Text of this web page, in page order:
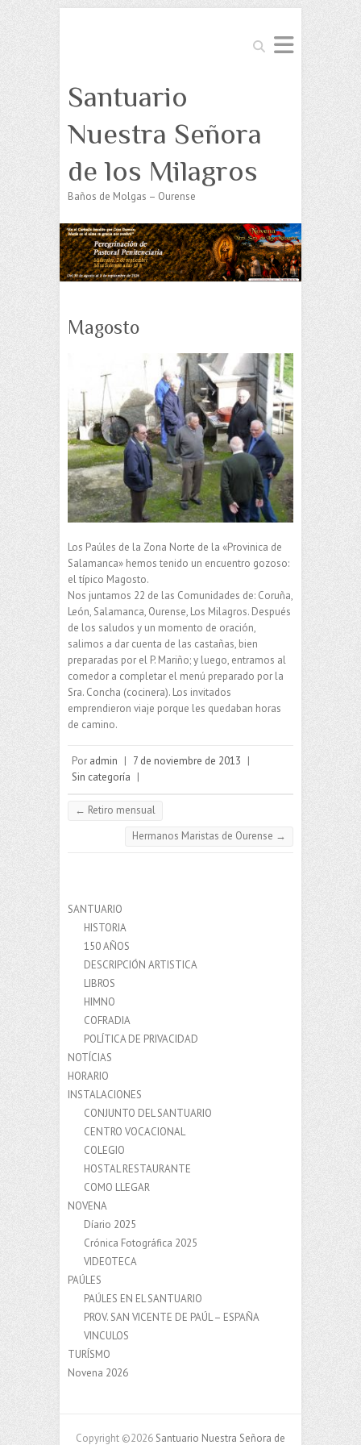
Buscar
Santuario
Nuestra Señora
de los Milagros
Baños de Molgas – Ourense
Magosto
Los Paúles de la Zona Norte de la «Provinica de
Salamanca» hemos tenido un encuentro gozoso:
el típico Magosto.
Nos juntamos 22 de las Comunidades de: Coruña,
León, Salamanca, Ourense, Los Milagros. Después
de los saludos y un momento de oración,
salimos a dar cuenta de las castañas, bien
preparadas por el P. Mariño; y luego, entramos al
comedor a completar el menú preparado por la
Sra. Concha (cocinera). Los invitados
emprendieron viaje porque les quedaban horas
de camino.
Por admin | 7 de noviembre de 2013 |
Sin categoría |
← Retiro mensual
Hermanos Maristas de Ourense →
SANTUARIO
HISTORIA
150 AÑOS
DESCRIPCIÓN ARTISTICA
LIBROS
HIMNO
COFRADIA
POLÍTICA DE PRIVACIDAD
NOTÍCIAS
HORARIO
INSTALACIONES
CONJUNTO DEL SANTUARIO
CENTRO VOCACIONAL
COLEGIO
HOSTAL RESTAURANTE
COMO LLEGAR
NOVENA
Díario 2025
Crónica Fotográfica 2025
VIDEOTECA
PAÚLES
PAÚLES EN EL SANTUARIO
PROV. SAN VICENTE DE PAÚL – ESPAÑA
VINCULOS
TURÍSMO
Novena 2026
Copyright ©2026 Santuario Nuestra Señora de